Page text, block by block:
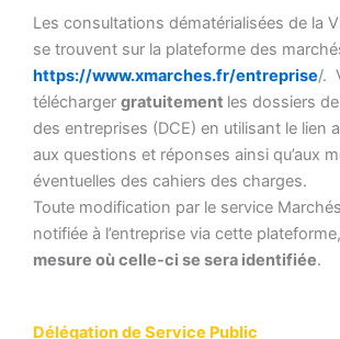
Les consultations dématérialisées de la
se trouvent sur la plateforme des
https://www.xmarches.fr/entreprise/.
télécharger gratuitement les dossiers
des entreprises (DCE) en utilisant le lien
aux questions et réponses ainsi qu’aux
éventuelles des cahiers des charges.
Toute modification par le service
notifiée à l’entreprise via cette plateforme,
mesure où celle-ci se sera identifiée.
Délégation de Service Public